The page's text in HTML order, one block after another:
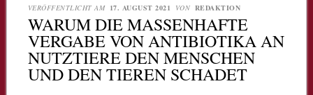
VERÖFFENTLICHT AM 17. AUGUST 2021 VON REDAKTION
WARUM DIE MASSENHAFTE
VERGABE VON ANTIBIOTIKA AN
NUTZTIERE DEN MENSCHEN
UND DEN TIEREN SCHADET